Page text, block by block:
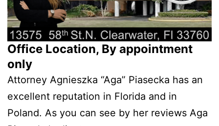
Office Location, By appointment
only
Attorney Agnieszka “Aga” Piasecka has an
excellent reputation in Florida and in
Poland. As you can see by her reviews Aga